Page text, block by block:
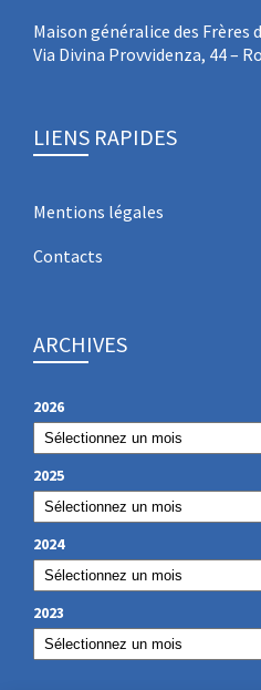
Maison généralice des
Via Divina Provvidenza, 44 –
LIENS RAPIDES
Mentions légales
Contacts
ARCHIVES
2026
2025
2024
2023